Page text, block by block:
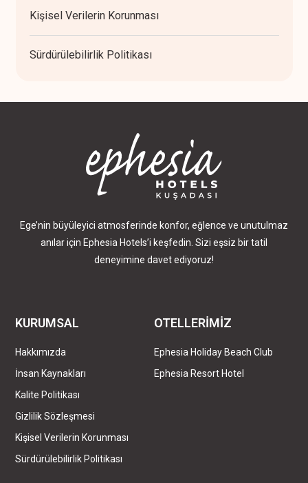
Kişisel Verilerin Korunması
Sürdürülebilirlik Politikası
Ege’nin büyüleyici atmosferinde konfor, eğlence ve unutulmaz
anılar için Ephesia Hotels’i keşfedin. Sizi eşsiz bir tatil
deneyimine davet ediyoruz!
KURUMSAL
Hakkımızda
İnsan Kaynakları
Kalite Politikası
Gizlilik Sözleşmesi
Kişisel Verilerin Korunması
Sürdürülebilirlik Politikası
OTELLERİMİZ
Ephesia Holiday Beach Club
Ephesia Resort Hotel